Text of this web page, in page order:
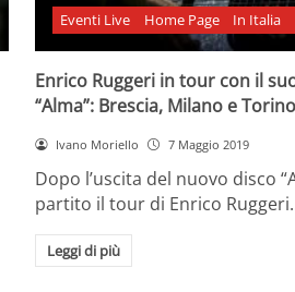
Eventi Live Home Page In Italia
Enrico Ruggeri in tour con il
“Alma”: Brescia, Milano e
Ivano Moriello 7 Maggio 2019
Dopo l’uscita del nuovo disco
partito il tour di Enrico
Leggi di più